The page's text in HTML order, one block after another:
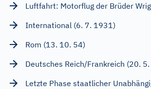
Luftfahrt: Motorflug der Brüder
International (6. 7. 1931)
Rom (13. 10. 54)
Deutsches Reich/Frankreich (20.
Letzte Phase staatlicher